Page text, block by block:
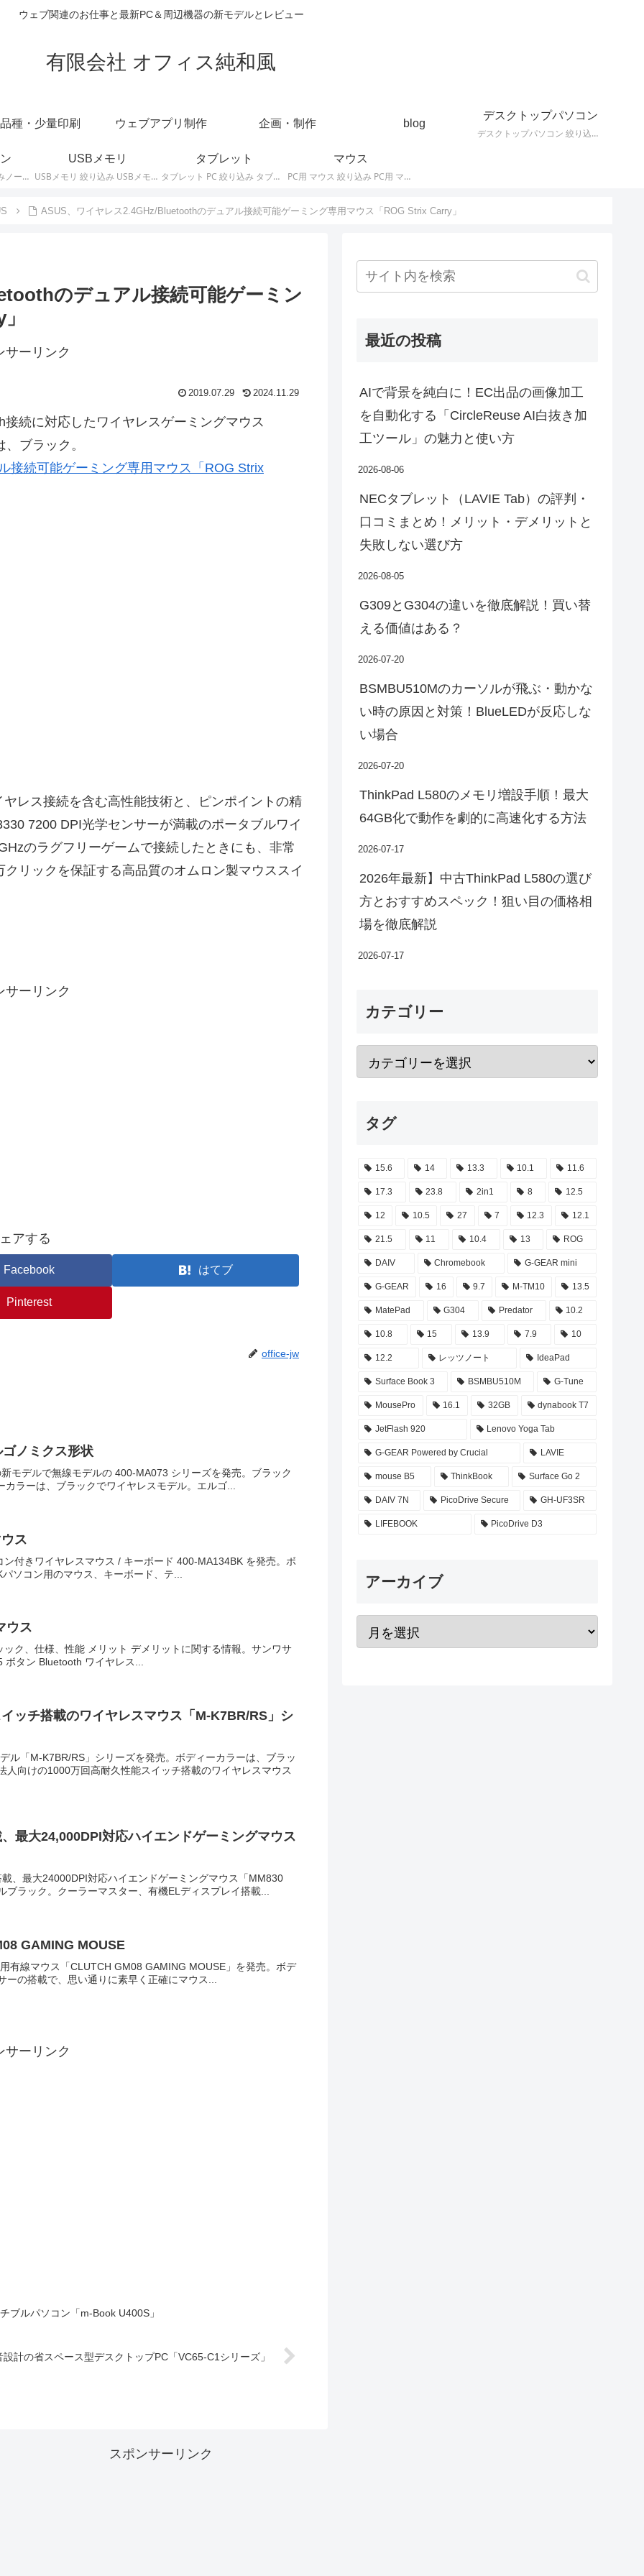
ウェブ関連のお仕事と最新PC＆周辺機器の新モデルとレビュー
有限会社 オフィス純和風
種・少量印刷 ウェブアプリ制作 企画・制作 blog
デスクトップパソコン
デスクトップパソコン 絞り込み デスクトップPCの最新モデルやスペック・仕様に関する情報。
ノートパソコン 絞り込みノートPCの最新モデルやスペック・仕様に関する情報。
USBメモリ
USBメモリ 絞り込み USBメモリの最新モデルやスペック・仕様に関する情報。
タブレット
タブレット PC 絞り込み タブレットの最新モデルやスペック・仕様に関する情報。
マウス
PC用 マウス 絞り込み PC用 マウス 最新モデルやスペック・仕様に関する情報。ワイヤレスマウス、有線マウス、接続タイプなど。
ASUS、ワイヤレス2.4GHz/Bluetoothのデュアル接続可能ゲーミング専用マウス「ROG Strix Carry」
のデュアル接続可能ゲーミン
サーリンク
2019.07.29 2024.11.29
続に対応したワイヤレスゲーミングマウス
ブラック。
接続可能ゲーミング専用マウス「ROG Strix
レス接続を含む高性能技術と、ピンポイントの精
7200 DPI光学センサーが満載のポータブルワイ
のラグフリーゲームで接続したときにも、非常
リックを保証する高品質のオムロン製マウススイ
サーリンク
アする
Facebook はてブ
Pinterest
office-jw
ノミクス形状
モデルで無線モデルの 400-MA073 シリーズを発売。ブラック
ラーは、ブラックでワイヤレスモデル。エルゴ...
ス
付きワイヤレスマウス / キーボード 400-MA134BK を発売。ボ
ソコン用のマウス、キーボード、テ...
ンマウス
ク、仕様、性能 メリット デメリットに関する情報。サンワサ
ボタン Bluetooth ワイヤレス...
ッチ搭載のワイヤレスマウス「M-K7BR/RS」シ
ル「M-K7BR/RS」シリーズを発売。ボディーカラーは、ブラッ
向けの1000万回高耐久性能スイッチ搭載のワイヤレスマウス
最大24,000DPI対応ハイエンドゲーミングマウス
、最大24000DPI対応ハイエンドゲーミングマウス「MM830
ラック。クーラーマスター、有機ELディスプレイ搭載...
GAMING MOUSE
有線マウス「CLUTCH GM08 GAMING MOUSE」を発売。ボデ
の搭載で、思い通りに素早く正確にマウス...
サーリンク
ブルパソコン「m-Book U400S」
計の省スペース型デスクトップPC「VC65-C1シリーズ」
最近の投稿
AIで背景を純白に！EC出品の画像加工
を自動化する「CircleReuse AI白抜き加
工ツール」の魅力と使い方
2026-08-06
NECタブレット（LAVIE Tab）の評判・
口コミまとめ！メリット・デメリットと
失敗しない選び方
2026-08-05
G309とG304の違いを徹底解説！買い替
える価値はある？
2026-07-20
BSMBU510Mのカーソルが飛ぶ・動かな
い時の原因と対策！BlueLEDが反応しな
い場合
2026-07-20
ThinkPad L580のメモリ増設手順！最大
64GB化で動作を劇的に高速化する方法
2026-07-17
2026年最新】中古ThinkPad L580の選び
方とおすすめスペック！狙い目の価格相
場を徹底解説
2026-07-17
カテゴリー
タグ
15.6 14 13.3 10.1 11.6
17.3 23.8 2in1 8 12.5
12 10.5 27 7 12.3 12.1
21.5 11 10.4 13 ROG
DAIV Chromebook G-GEAR mini
G-GEAR 16 9.7 M-TM10 13.5
MatePad G304 Predator 10.2
10.8 15 13.9 7.9 10
12.2 レッツノート IdeaPad
Surface Book 3 BSMBU510M G-Tune
MousePro 16.1 32GB dynabook T7
JetFlash 920 Lenovo Yoga Tab
G-GEAR Powered by Crucial LAVIE
mouse B5 ThinkBook Surface Go 2
DAIV 7N PicoDrive Secure GH-UF3SR
LIFEBOOK PicoDrive D3
アーカイブ
スポンサーリンク